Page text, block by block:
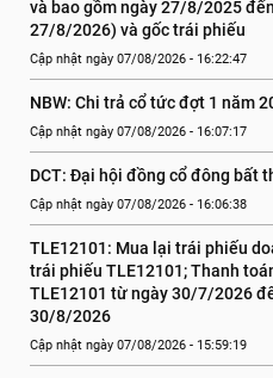
và bao gồm ngày 27/8/2025
27/8/2026) và gốc trái phiếu
Cập nhật ngày 07/08/2026 - 16:22:47
NBW: Chi trả cổ tức đợt 1 năm
Cập nhật ngày 07/08/2026 - 16:07:17
DCT: Đại hội đồng cổ đông bất
Cập nhật ngày 07/08/2026 - 16:06:38
TLE12101: Mua lại trái phiếu
trái phiếu TLE12101; Thanh
TLE12101 từ ngày 30/7/2026
30/8/2026
Cập nhật ngày 07/08/2026 - 15:59:19